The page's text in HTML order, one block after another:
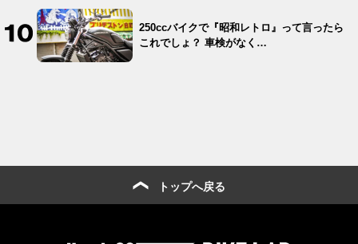
250ccバイクで『昭和レトロ』って言ったら
これでしょ？ 車検がなく…
トップへ戻る